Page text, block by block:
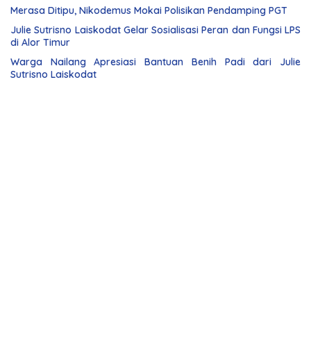
Merasa Ditipu, Nikodemus Mokai Polisikan Pendamping PGT
Julie Sutrisno Laiskodat Gelar Sosialisasi Peran dan Fungsi LPS
di Alor Timur
Warga Nailang Apresiasi Bantuan Benih Padi dari Julie
Sutrisno Laiskodat